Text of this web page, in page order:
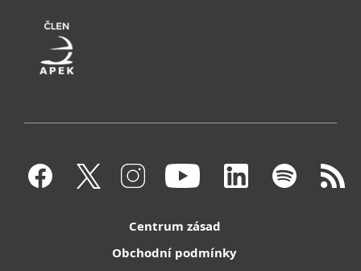
Centrum zásad
Obchodní podmínky